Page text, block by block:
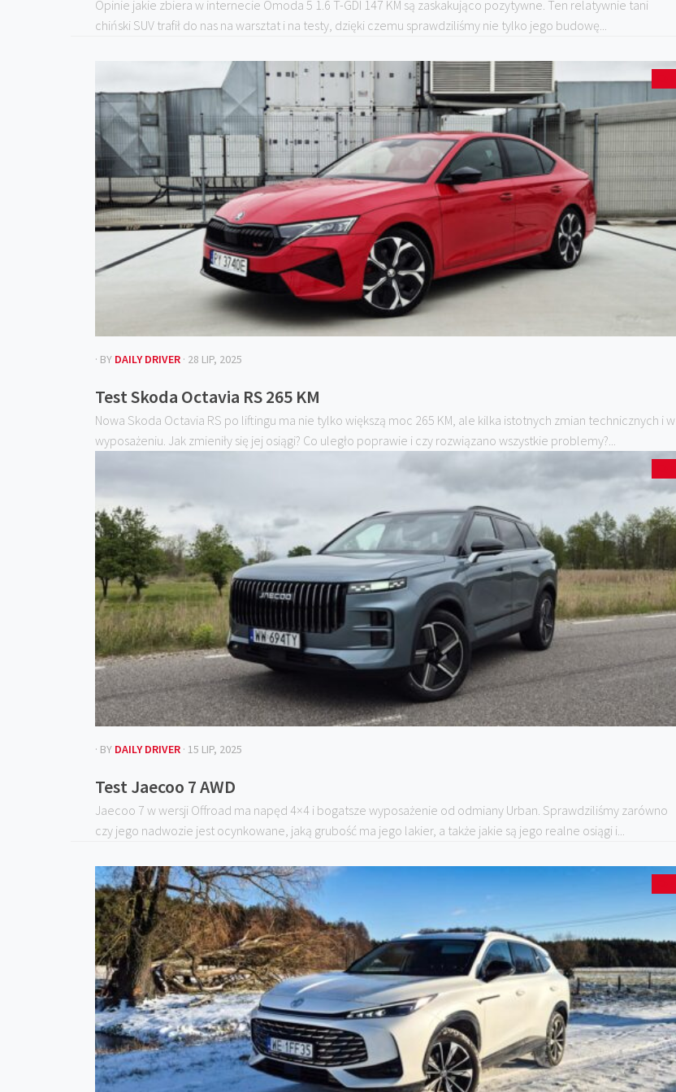
Opinie jakie zbiera w internecie Omoda 5 1.6 T-GDI 147 KM są zaskakująco pozytywne. Ten relatywnie tani
chiński SUV trafił do nas na warsztat i na testy, dzięki czemu sprawdziliśmy nie tylko jego budowę...
· BY DAILY DRIVER · 28 LIP, 2025
Test Skoda Octavia RS 265 KM
Nowa Skoda Octavia RS po liftingu ma nie tylko większą moc 265 KM, ale kilka istotnych zmian technicznych i w
wyposażeniu. Jak zmieniły się jej osiągi? Co uległo poprawie i czy rozwiązano wszystkie problemy?...
· BY DAILY DRIVER · 15 LIP, 2025
Test Jaecoo 7 AWD
Jaecoo 7 w wersji Offroad ma napęd 4×4 i bogatsze wyposażenie od odmiany Urban. Sprawdziliśmy zarówno
czy jego nadwozie jest ocynkowane, jaką grubość ma jego lakier, a także jakie są jego realne osiągi i...